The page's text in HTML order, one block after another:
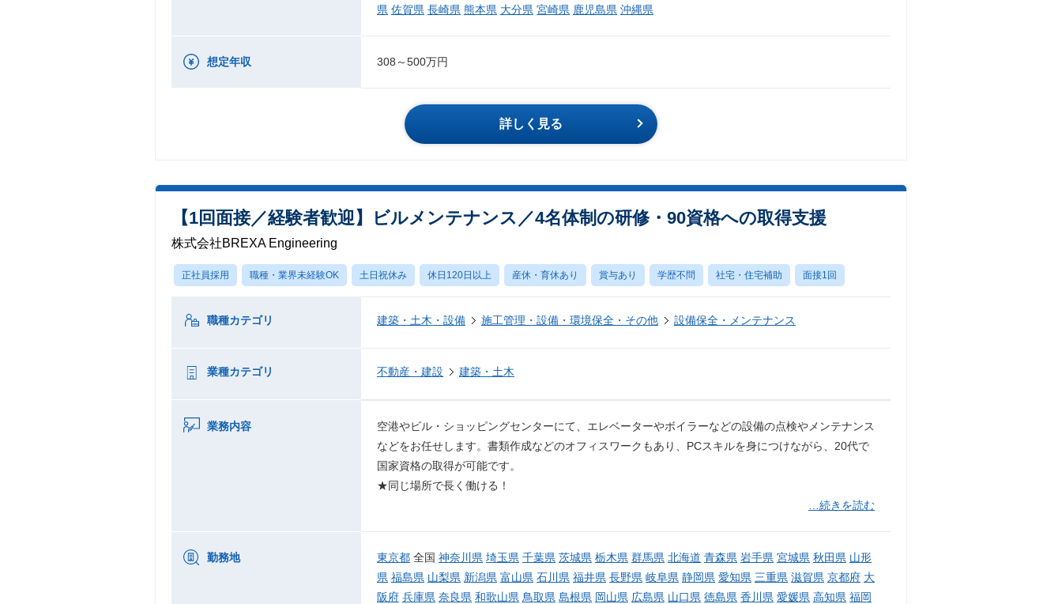
県 佐賀県 長崎県 熊本県 大分県 宮崎県 鹿児島県 沖縄県
想定年収 308～500万円
詳しく見る
【1回面接／経験者歓迎】ビルメンテナンス／4名体制の研修・90資格への取得支援
株式会社BREXA Engineering
正社員採用 職種・業界未経験OK 土日祝休み 休日120日以上 産休・育休あり 賞与あり 学歴不問 社宅・住宅補助 面接1回
職種カテゴリ 建築・土木・設備 施工管理・設備・環境保全・その他 設備保全・メンテナンス
業種カテゴリ 不動産・建設 建築・土木
業務内容
空港やビル・ショッピングセンターにて、エレベーターやボイラーなどの設備の点検やメンテナンス
などをお任せします。書類作成などのオフィスワークもあり、PCスキルを身につけながら、20代で
国家資格の取得が可能です。
★同じ場所で長く働ける！
…続きを読む
勤務地 東京都 全国 神奈川県 埼玉県 千葉県 茨城県 栃木県 群馬県 北海道 青森県 岩手県 宮城県 秋田県 山形
県 福島県 山梨県 新潟県 富山県 石川県 福井県 長野県 岐阜県 静岡県 愛知県 三重県 滋賀県 京都府 大
阪府 兵庫県 奈良県 和歌山県 鳥取県 島根県 岡山県 広島県 山口県 徳島県 香川県 愛媛県 高知県 福岡